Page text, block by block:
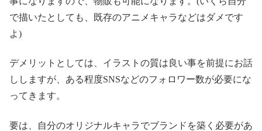
で描いたとしても、既存のアニメキャラなどはダメです
よ)
デメリットとしては、イラストの質は良い事を前提にお話
ししますが、ある程度SNSなどのフォロワー数が必要にな
ってきます。
要は、自分のオリジナルキャラでブランドを築く必要があ